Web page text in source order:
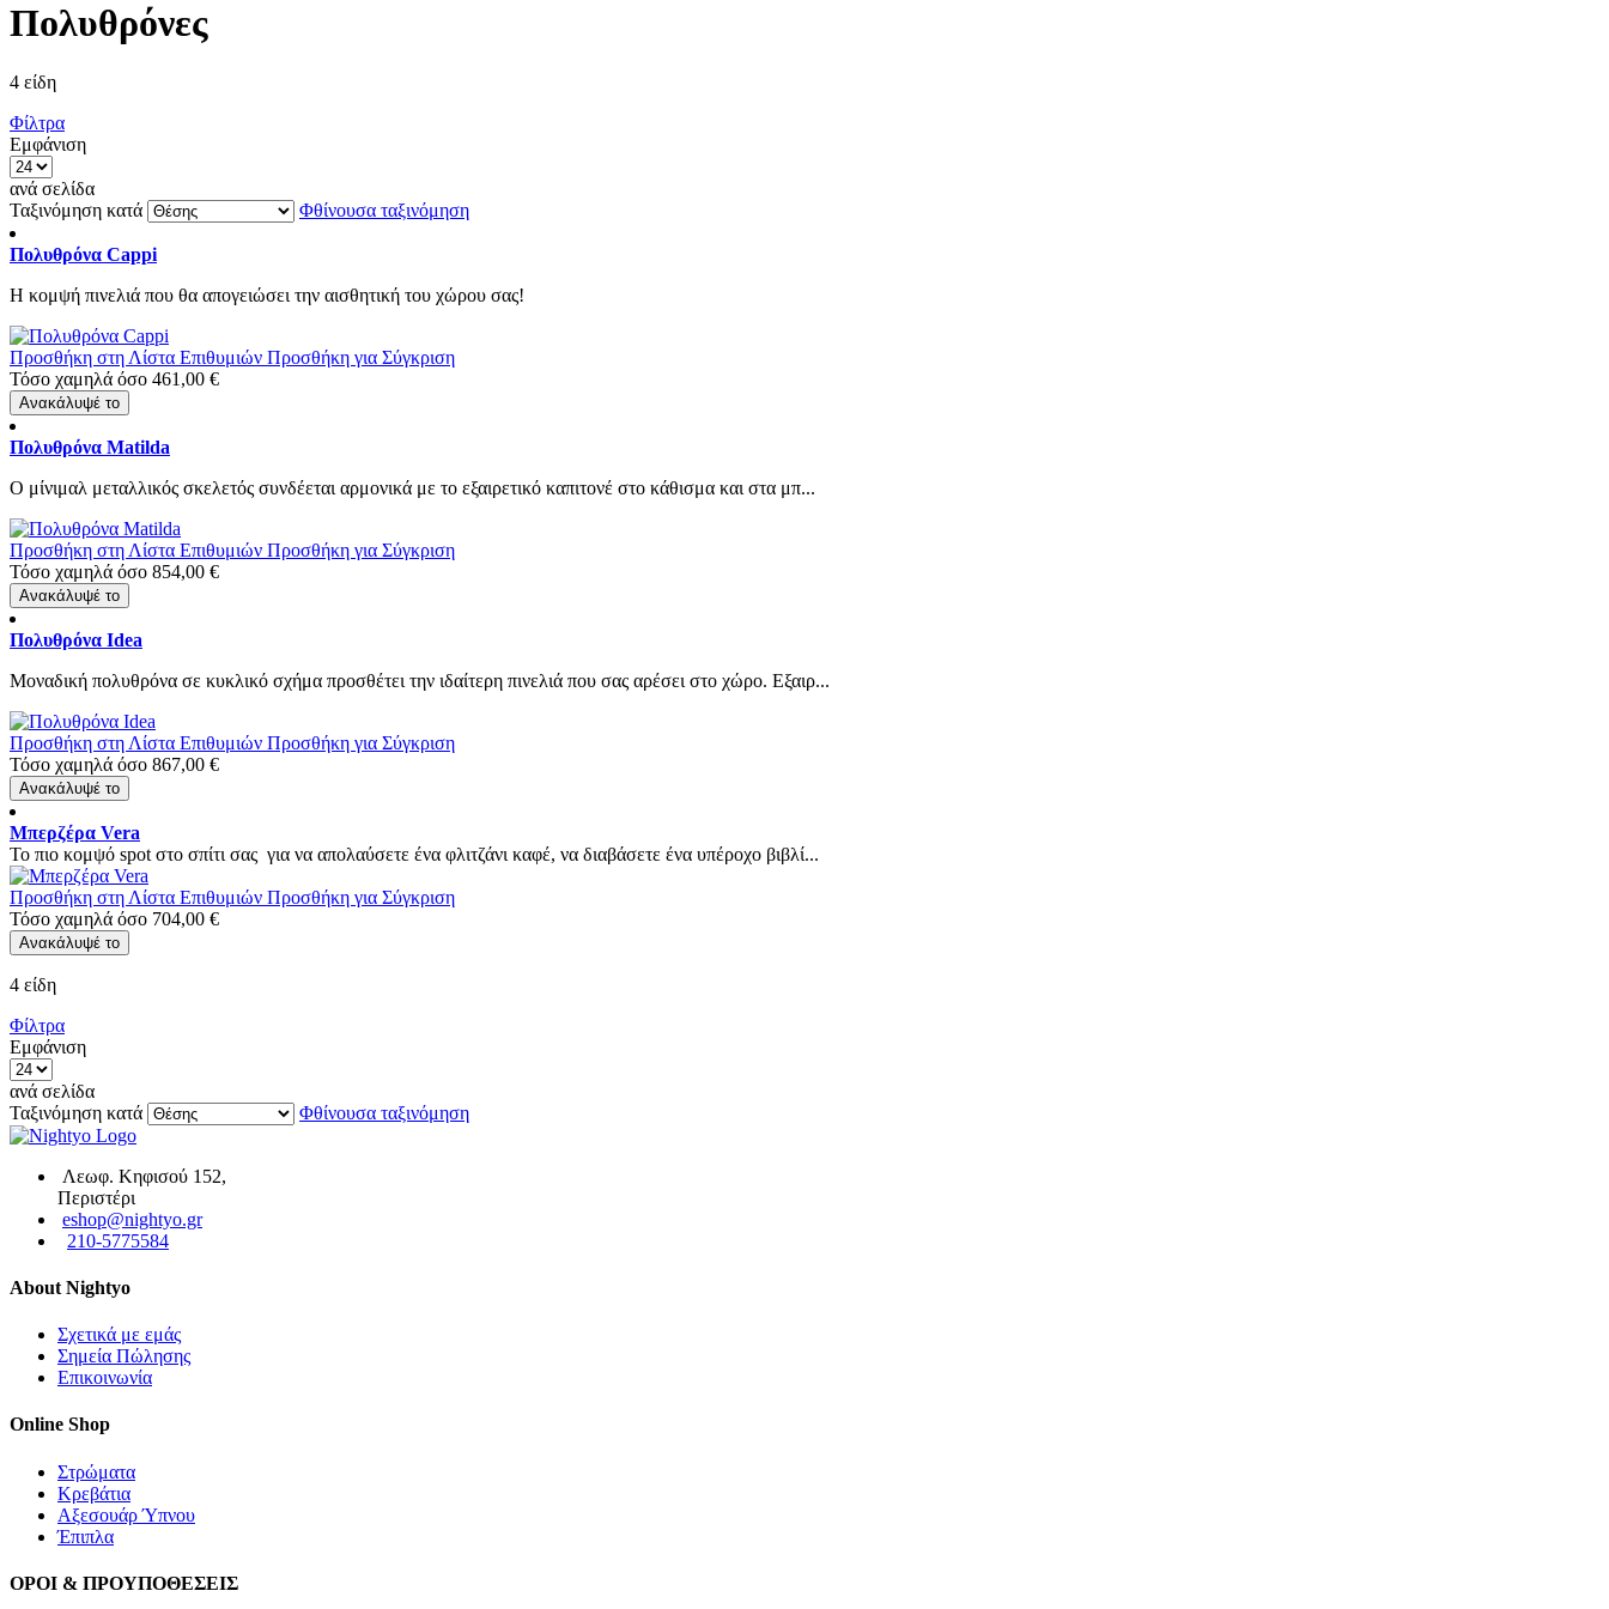
Πολυθρόνες
4 είδη
Φίλτρα
Εμφάνιση
ανά σελίδα
Ταξινόμηση κατά
Φθίνουσα ταξινόμηση
Πολυθρόνα Cappi
Η κομψή πινελιά που θα απογειώσει την αισθητική του χώρου σας!
Προσθήκη στη Λίστα Επιθυμιών Προσθήκη για Σύγκριση
Τόσο χαμηλά όσο 461,00 €
Ανακάλυψέ το
Πολυθρόνα Matilda
Ο μίνιμαλ μεταλλικός σκελετός συνδέεται αρμονικά με το εξαιρετικό καπιτονέ στο κάθισμα και στα μπ...
Προσθήκη στη Λίστα Επιθυμιών Προσθήκη για Σύγκριση
Τόσο χαμηλά όσο 854,00 €
Ανακάλυψέ το
Πολυθρόνα Idea
Mοναδική πολυθρόνα σε κυκλικό σχήμα προσθέτει την ιδαίτερη πινελιά που σας αρέσει στο χώρο. Εξαιρ...
Προσθήκη στη Λίστα Επιθυμιών Προσθήκη για Σύγκριση
Τόσο χαμηλά όσο 867,00 €
Ανακάλυψέ το
Μπερζέρα Vera
To πιο κομψό spot στο σπίτι σας για να απολαύσετε ένα φλιτζάνι καφέ, να διαβάσετε ένα υπέροχο βιβλί...
Προσθήκη στη Λίστα Επιθυμιών Προσθήκη για Σύγκριση
Τόσο χαμηλά όσο 704,00 €
Ανακάλυψέ το
4 είδη
Φίλτρα
Εμφάνιση
ανά σελίδα
Ταξινόμηση κατά
Φθίνουσα ταξινόμηση
Λεωφ. Κηφισού 152,
Περιστέρι
eshop@nightyo.gr
210-5775584
About Nightyo
Σχετικά με εμάς
Σημεία Πώλησης
Επικοινωνία
Online Shop
Στρώματα
Κρεβάτια
Αξεσουάρ Ύπνου
Έπιπλα
ΟΡΟΙ & ΠΡΟΥΠΟΘΕΣΕΙΣ